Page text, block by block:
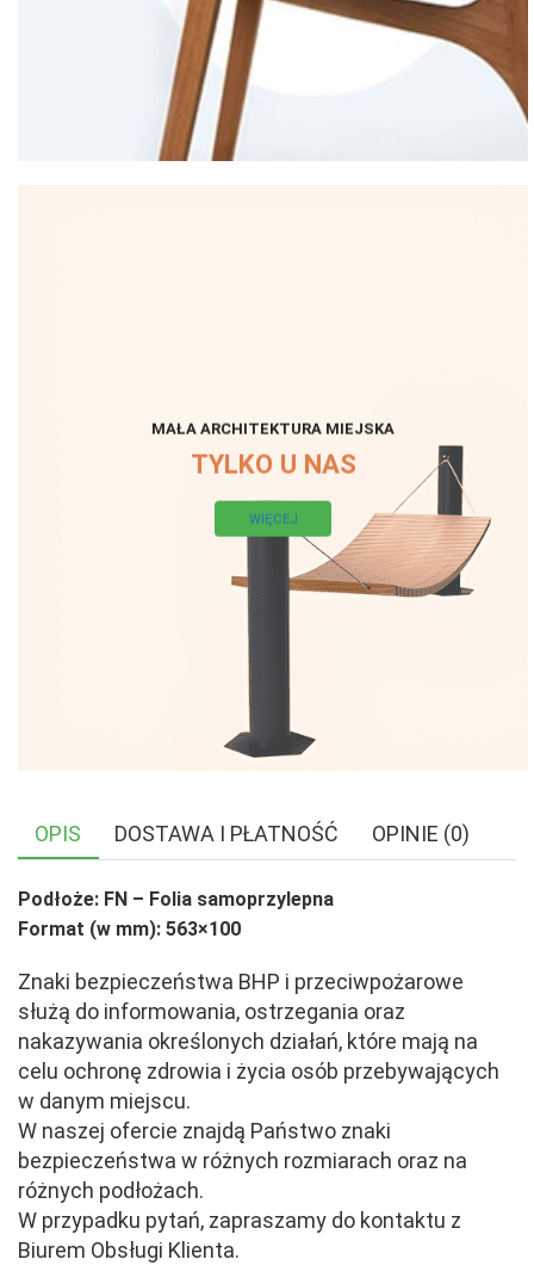
MAŁA ARCHITEKTURA MIEJSKA
TYLKO U NAS
WIĘCEJ
OPIS DOSTAWA I PŁATNOŚĆ OPINIE (0)
Podłoże: FN – Folia samoprzylepna
Format (w mm): 563×100
Znaki bezpieczeństwa BHP i przeciwpożarowe
służą do informowania, ostrzegania oraz
nakazywania określonych działań, które mają na
celu ochronę zdrowia i życia osób przebywających
w danym miejscu.
W naszej ofercie znajdą Państwo znaki
bezpieczeństwa w różnych rozmiarach oraz na
różnych podłożach.
W przypadku pytań, zapraszamy do kontaktu z
Biurem Obsługi Klienta.